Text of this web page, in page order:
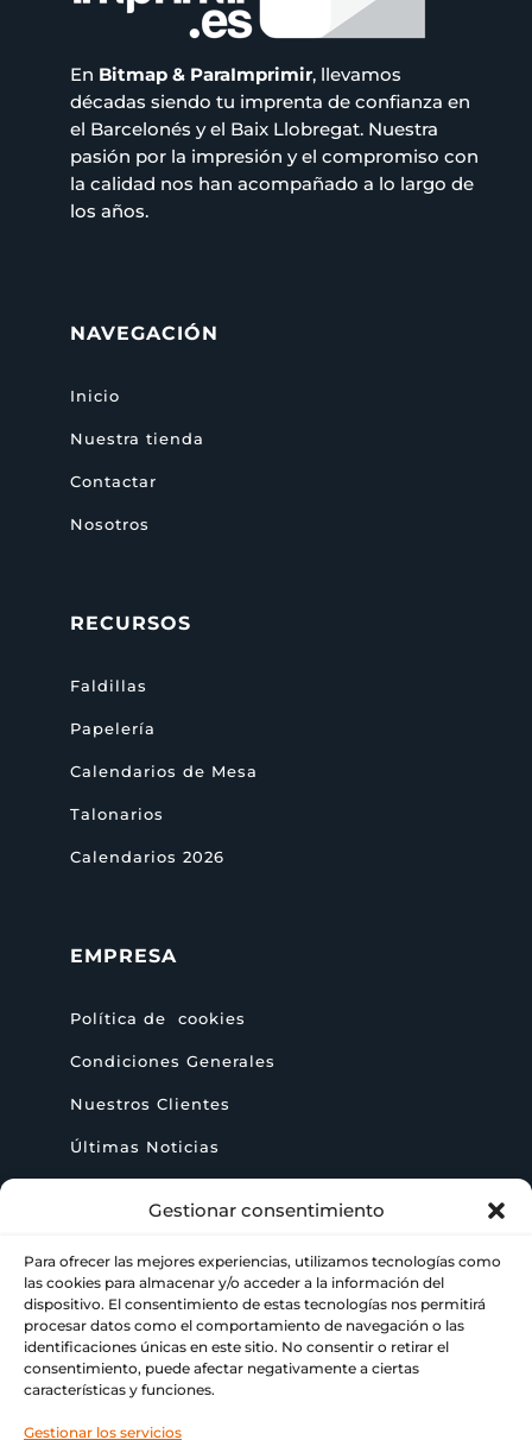
Gestionar consentimiento
Para ofrecer las mejores experiencias, utilizamos tecnologías como
las cookies para almacenar y/o acceder a la información del
dispositivo. El consentimiento de estas tecnologías nos permitirá
procesar datos como el comportamiento de navegación o las
identificaciones únicas en este sitio. No consentir o retirar el
consentimiento, puede afectar negativamente a ciertas
características y funciones.
Gestionar los servicios
En Bitmap & ParaImprimir, llevamos
décadas siendo tu imprenta de confianza en
el Barcelonés y el Baix Llobregat. Nuestra
pasión por la impresión y el compromiso con
la calidad nos han acompañado a lo largo de
los años.
NAVEGACIÓN
Inicio
Nuestra tienda
Contactar
Nosotros
RECURSOS
Faldillas
Papelería
Calendarios de Mesa
Talonarios
Calendarios 2026
EMPRESA
Política de cookies
Condiciones Generales
Nuestros Clientes
Últimas Noticias
 + 34 622 09 02 49
 info@paraimprimir.es